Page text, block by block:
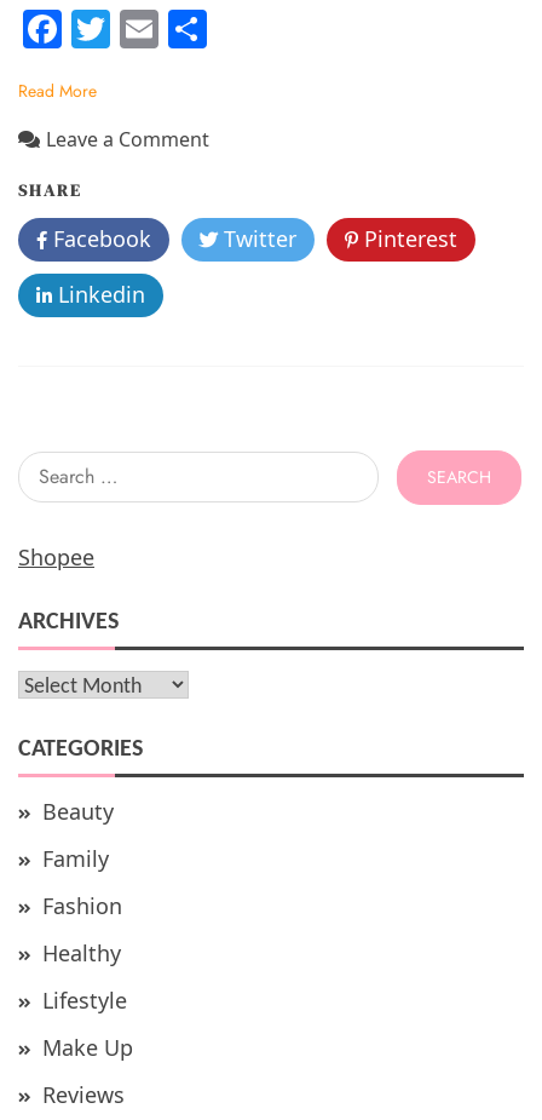
F
c
e
b
o
o
k
T
er
E
l e
Read More
Leave a Commenton
Muslim
Syar’i
SHARE
Facebook Twitter
Pinterest
Linkedin
Search
for:
Shopee
ARCHIVES
Archives
CATEGORIES
Beauty
Family
Fashion
Healthy
Lifestyle
Make Up
Reviews